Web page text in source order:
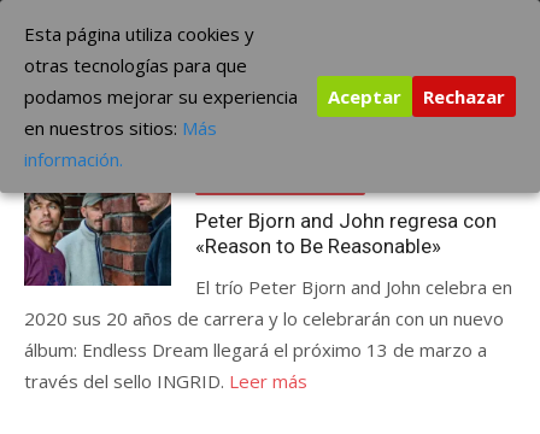
contenido
The Borderline Music
Etiqueta:Peter Bjorn and John
Peter Bjorn and John regresa con
«Reason to Be Reasonable»
El trío Peter Bjorn and John celebra en
2020 sus 20 años de carrera y lo celebrarán con un nuevo
álbum: Endless Dream llegará el próximo 13 de marzo a
través del sello INGRID. Leer más
Esta página utiliza cookies y
otras tecnologías para que
podamos mejorar su experiencia
en nuestros sitios: Más
información.
Aceptar Rechazar